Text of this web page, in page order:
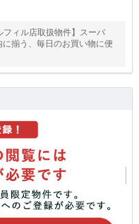
フィル店取扱物件】スーパ
揃う、毎日のお買い物に便